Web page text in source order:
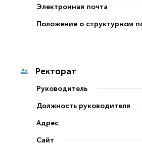
Электронная почта
Положение о структурном
Ректорат
Руководитель
Должность руководителя
Адрес
Сайт